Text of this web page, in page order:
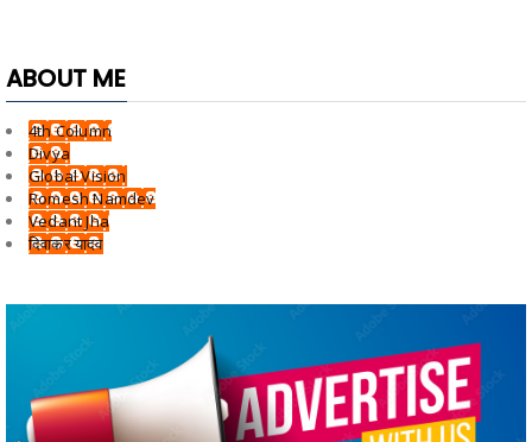
ABOUT ME
4th Column
Divya
Global Vision
Romesh Namdev
Vedant Jha
दिवाकर यादव